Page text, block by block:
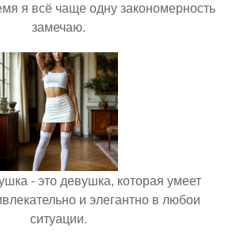
я всё чаще одну закономерность
замечаю.
- это девушка, которая умеет
и элегантно в любои
ситуации.